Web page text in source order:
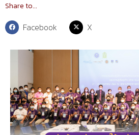
Share to...
Facebook X